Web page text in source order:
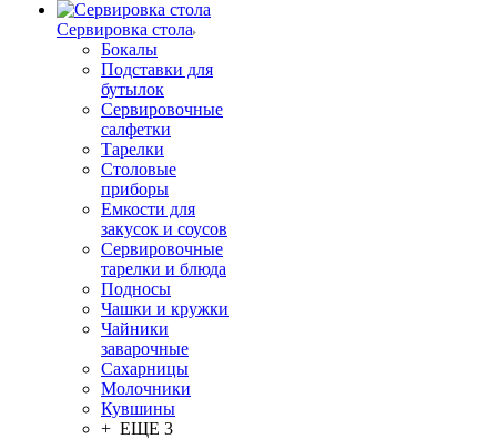
Сервировка стола
Бокалы
Подставки для
бутылок
Сервировочные
салфетки
Тарелки
Столовые
приборы
Емкости для
закусок и соусов
Сервировочные
тарелки и блюда
Подносы
Чашки и кружки
Чайники
заварочные
Сахарницы
Молочники
Кувшины
+ ЕЩЕ 3